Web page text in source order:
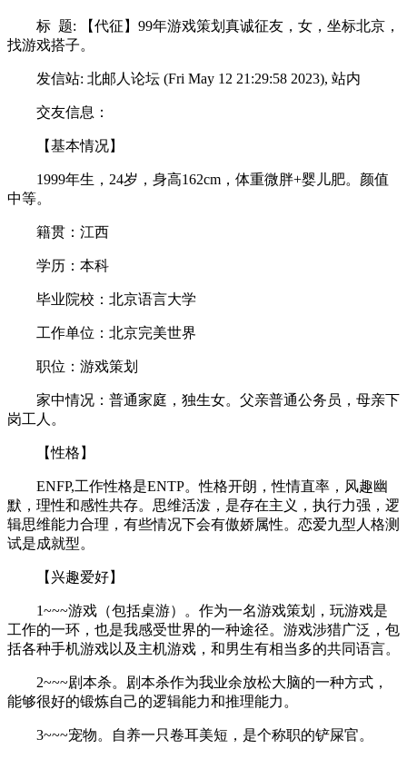
标 题: 【代征】99年游戏策划真诚征友，女，坐标北京，
找游戏搭子。
发信站: 北邮人论坛 (Fri May 12 21:29:58 2023), 站内
交友信息：
【基本情况】
1999年生，24岁，身高162cm，体重微胖+婴儿肥。颜值
中等。
籍贯：江西
学历：本科
毕业院校：北京语言大学
工作单位：北京完美世界
职位：游戏策划
家中情况：普通家庭，独生女。父亲普通公务员，母亲下
岗工人。
【性格】
ENFP,工作性格是ENTP。性格开朗，性情直率，风趣幽
默，理性和感性共存。思维活泼，是存在主义，执行力强，逻
辑思维能力合理，有些情况下会有傲娇属性。恋爱九型人格测
试是成就型。
【兴趣爱好】
1~~~游戏（包括桌游）。作为一名游戏策划，玩游戏是
工作的一环，也是我感受世界的一种途径。游戏涉猎广泛，包
括各种手机游戏以及主机游戏，和男生有相当多的共同语言。
2~~~剧本杀。剧本杀作为我业余放松大脑的一种方式，
能够很好的锻炼自己的逻辑能力和推理能力。
3~~~宠物。自养一只卷耳美短，是个称职的铲屎官。